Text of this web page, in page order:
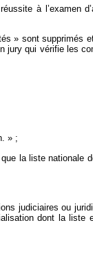
à l’examen
» sont supprimés
jury qui vérifie les
» ;
la liste nationale
ou
dont la liste